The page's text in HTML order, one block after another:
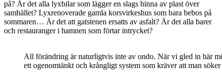
på? Är det alla lyxbilar som lägger en slags hinna av plast över
samhället? Lyxrenoverade gamla korsvirkeshus som bara bebos på
sommaren… Är det att gatstenen ersatts av asfalt? Är det alla barer
och restauranger i hamnen som förtar intrycket?
All förändring är naturligtvis inte av ondo. När vi gled in här
ett ogenomtänkt och krångligt system som kräver att man